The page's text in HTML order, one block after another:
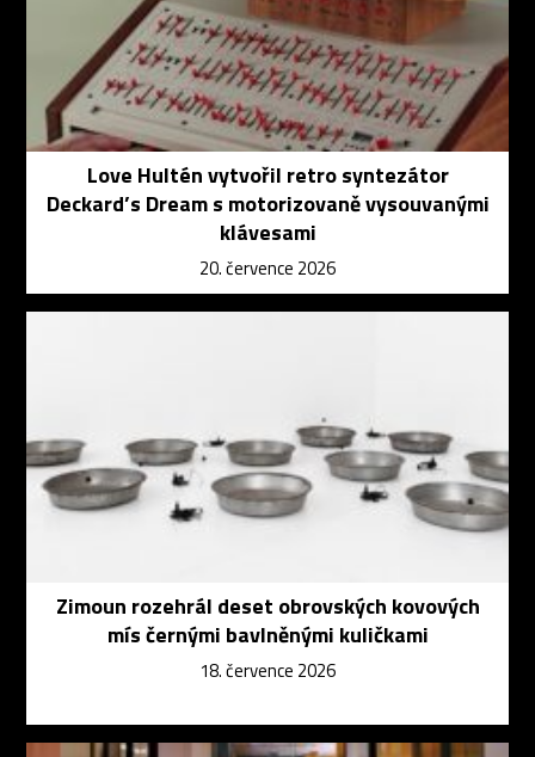
Love Hultén vytvořil retro syntezátor
Deckard’s Dream s motorizovaně vysouvanými
klávesami
20. července 2026
Zimoun rozehrál deset obrovských kovových
mís černými bavlněnými kuličkami
18. července 2026